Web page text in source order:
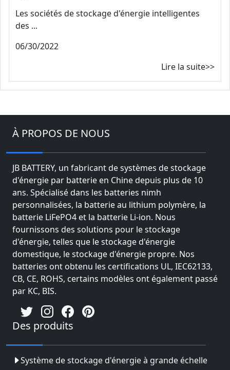
Les sociétés de stockage d'énergie intelligentes
des ...
06/30/2022
Lire la suite>>
À PROPOS DE NOUS
JB BATTERY, un fabricant de systèmes de stockage
d'énergie par batterie en Chine depuis plus de 10
ans. Spécialisé dans les batteries nimh
personnalisées, la batterie au lithium polymère, la
batterie LiFePO4 et la batterie Li-ion. Nous
fournissons des solutions pour le stockage
d'énergie, telles que le stockage d'énergie
domestique, le stockage d'énergie propre. Nos
batteries ont obtenu les certifications UL, IEC62133,
CB, CE, ROHS, certains modèles ont également passé
par KC, BIS.
Des produits
Système de stockage d'énergie à grande échelle